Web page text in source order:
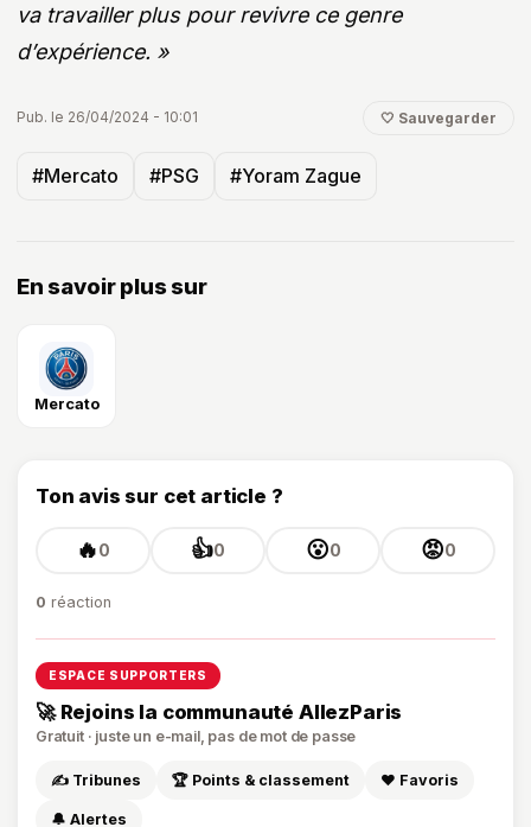
va travailler plus pour revivre ce genre
d’expérience. »
Pub. le 26/04/2024 - 10:01 🤍 Sauvegarder
#Mercato #PSG #Yoram Zague
En savoir plus sur
Mercato
Ton avis sur cet article ?
🔥0 👍0 😮0 😡0
0 réaction
ESPACE SUPPORTERS
🚀 Rejoins la communauté AllezParis
Gratuit · juste un e-mail, pas de mot de passe
✍️ Tribunes 🏆 Points & classement ❤️ Favoris
🔔 Alertes